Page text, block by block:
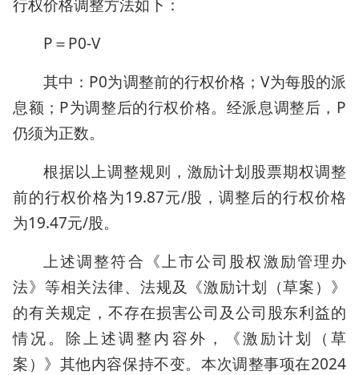
行权价格调整方法如下：
P＝P0-V
其中：P0为调整前的行权价格；V为每股的派
息额；P为调整后的行权价格。经派息调整后，P
仍须为正数。
根据以上调整规则，激励计划股票期权调整
前的行权价格为19.87元/股，调整后的行权价格
为19.47元/股。
上述调整符合《上市公司股权激励管理办
法》等相关法律、法规及《激励计划（草案）》
的有关规定，不存在损害公司及公司股东利益的
情况。除上述调整内容外，《激励计划（草
案）》其他内容保持不变。本次调整事项在2024